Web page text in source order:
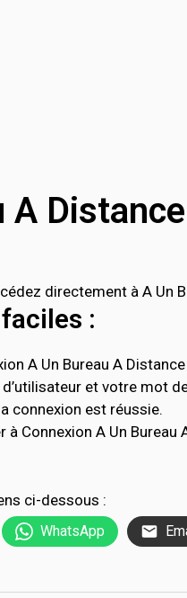
A Distance
directement à A
:
A Un Bureau A
et votre mot
connexion est réussie.
Connexion A Un
ci-dessous :
WhatsApp